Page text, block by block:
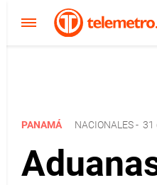
PANAMÁ NACIONALES- 31